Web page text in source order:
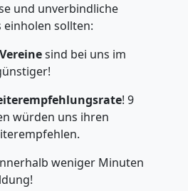
und unverbindliche
einholen sollten:
sind bei uns im
! 9
würden uns ihren
weniger Minuten